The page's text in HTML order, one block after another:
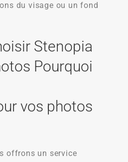
du visage ou un fond
Stenopia
Pourquoi
vos photos
offrons un service